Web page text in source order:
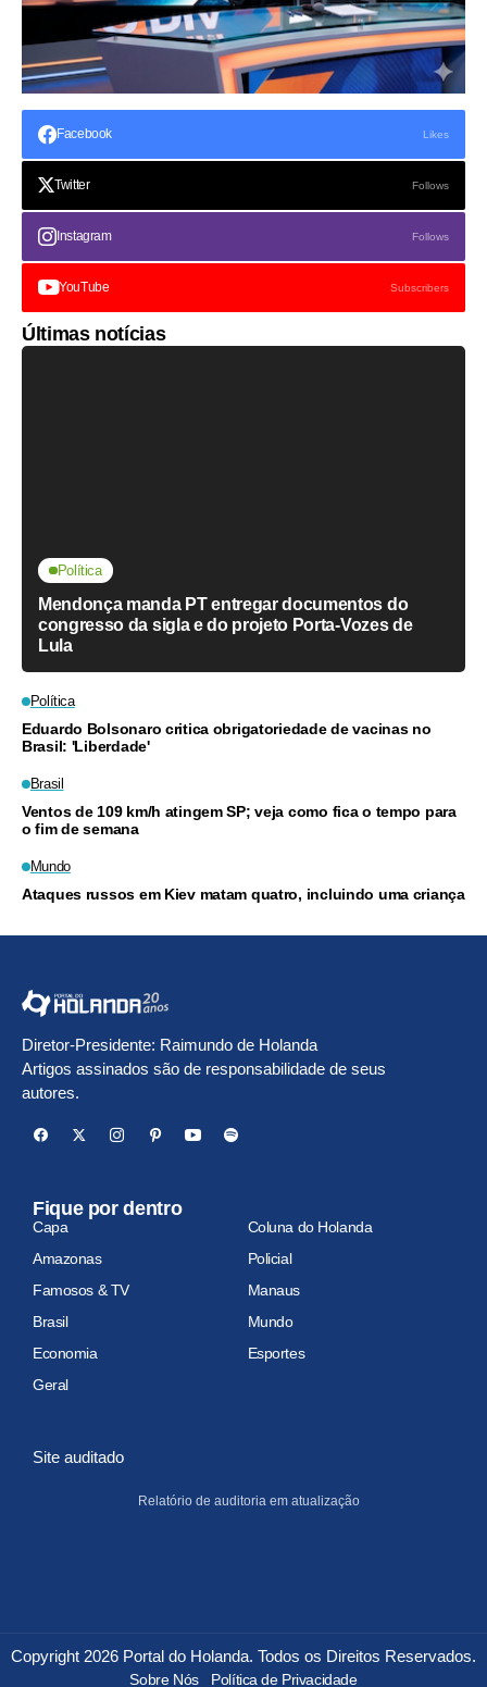
Facebook Likes
Twitter Follows
Instagram Follows
YouTube Subscribers
Últimas notícias
Política
Mendonça manda PT entregar documentos do
congresso da sigla e do projeto Porta-Vozes de
Lula
Política
Eduardo Bolsonaro critica obrigatoriedade de vacinas no
Brasil: 'Liberdade'
Brasil
Ventos de 109 km/h atingem SP; veja como fica o tempo para
o fim de semana
Mundo
Ataques russos em Kiev matam quatro, incluindo uma criança
Diretor-Presidente: Raimundo de Holanda
Artigos assinados são de responsabilidade de seus
autores.
Fique por dentro
Capa
Coluna do Holanda
Amazonas
Policial
Famosos & TV
Manaus
Brasil
Mundo
Economia
Esportes
Geral
Site auditado
Relatório de auditoria em atualização
Copyright 2026 Portal do Holanda. Todos os Direitos Reservados.
Sobre Nós Política de Privacidade